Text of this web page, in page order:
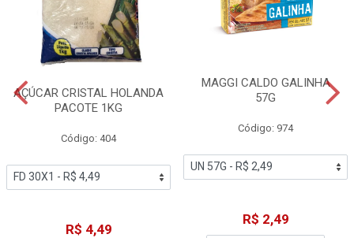
AÇÚCAR CRISTAL HOLANDA
PACOTE 1KG
Código: 404
R$ 4,49
MAGGI CALDO GALINHA
57G
Código: 974
R$ 2,49